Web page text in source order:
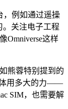
，例如通过遥操
关注电子工程
Omniverse这样
熊蓉特别提到的
体用多大的力——
SIM，也需要解